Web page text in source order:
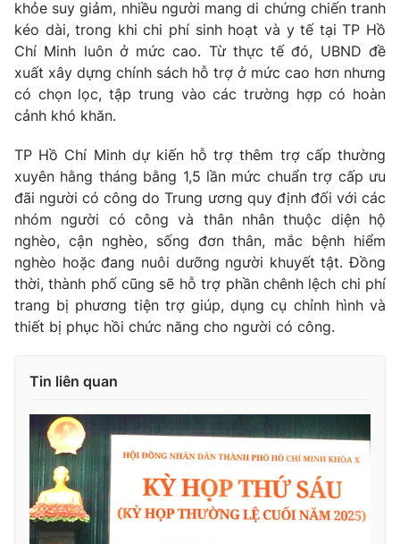
VTV4 Vươn mình bằng AI
VTV9 VTV8
THỜI BÁO VTV
Theo dõi báo trên
Cơ quan báo chí:
Giấy phép hoạt động báo in và báo điện tử số 483/GP-BTTTT
cấp ngày 29/12/2023
Tổng Biên tập:
Vũ Thanh Thủy
Phó Tổng Biên tập:
Nguyễn Thị Mỹ Hạnh, Phạm Quốc Thắng,
Nguyễn Trọng Ninh
Tổng đài VTV: 024.38 355 931 - 024.38 355 932
khỏe suy giảm, nhiều người mang di chứng chiến tranh
kéo dài, trong khi chi phí sinh hoạt và y tế tại TP Hồ
Chí Minh luôn ở mức cao. Từ thực tế đó, UBND đề
xuất xây dựng chính sách hỗ trợ ở mức cao hơn nhưng
có chọn lọc, tập trung vào các trường hợp có hoàn
cảnh khó khăn.
TP Hồ Chí Minh dự kiến hỗ trợ thêm trợ cấp thường
xuyên hằng tháng bằng 1,5 lần mức chuẩn trợ cấp ưu
đãi người có công do Trung ương quy định đối với các
nhóm người có công và thân nhân thuộc diện hộ
nghèo, cận nghèo, sống đơn thân, mắc bệnh hiểm
nghèo hoặc đang nuôi dưỡng người khuyết tật. Đồng
thời, thành phố cũng sẽ hỗ trợ phần chênh lệch chi phí
trang bị phương tiện trợ giúp, dụng cụ chỉnh hình và
thiết bị phục hồi chức năng cho người có công.
Tin liên quan